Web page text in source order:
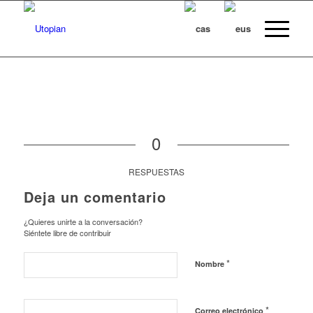
0
RESPUESTAS
Deja un comentario
¿Quieres unirte a la conversación?
Siéntete libre de contribuir
Nombre *
Correo electrónico *